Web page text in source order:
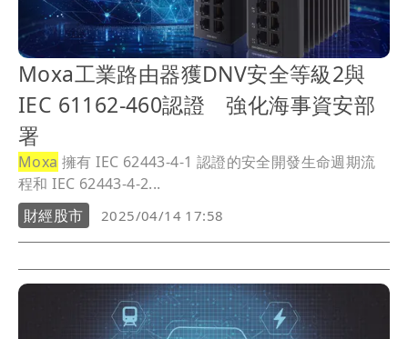
Moxa工業路由器獲DNV安全等級2與
IEC 61162-460認證 強化海事資安部
署
Moxa 擁有 IEC 62443-4-1 認證的安全開發生命週期流
程和 IEC 62443-4-2...
財經股市
2025/04/14 17:58